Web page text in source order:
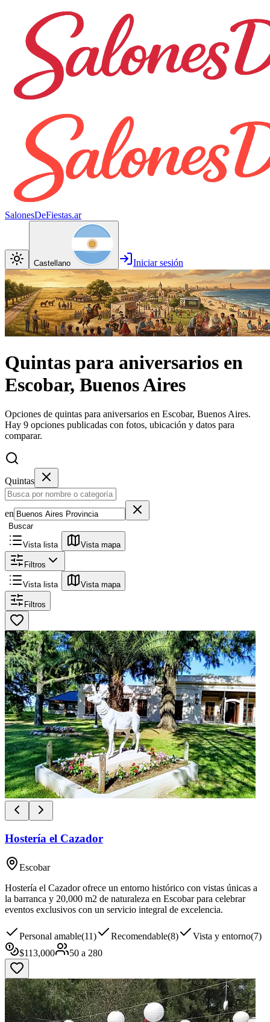
SalonesDeFiestas.ar
Castellano Iniciar sesión
Quintas para aniversarios en
Escobar, Buenos Aires
Opciones de quintas para aniversarios en Escobar, Buenos Aires.
Hay 9 opciones publicadas con fotos, ubicación y datos para
comparar.
Quintas
en
Buscar
Vista lista Vista mapa
Filtros
Vista lista Vista mapa
Filtros
Hostería el Cazador
Escobar
Hostería el Cazador ofrece un entorno histórico con vistas únicas a
la barranca y 20,000 m2 de naturaleza en Escobar para celebrar
eventos exclusivos con un servicio integral de excelencia.
Personal amable(11) Recomendable(8) Vista y entorno(7)
$113,000 50 a 280